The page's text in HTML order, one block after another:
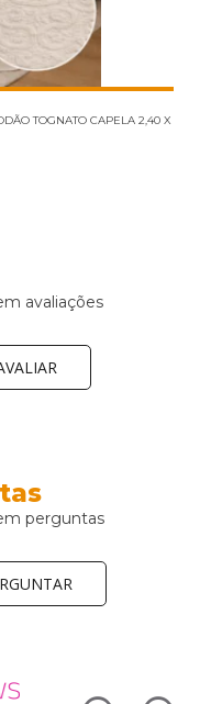
TOGNATO CAPELA 2,40 X
avaliações
perguntas